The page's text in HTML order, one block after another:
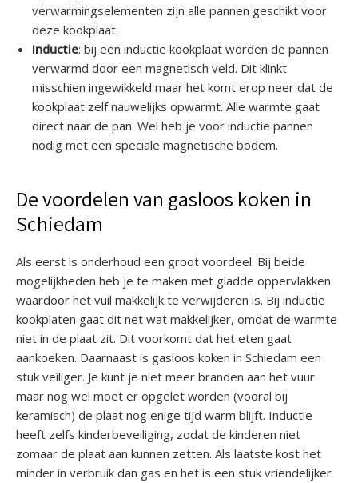
verwarmingselementen zijn alle pannen geschikt voor
deze kookplaat.
Inductie: bij een inductie kookplaat worden de pannen
verwarmd door een magnetisch veld. Dit klinkt
misschien ingewikkeld maar het komt erop neer dat de
kookplaat zelf nauwelijks opwarmt. Alle warmte gaat
direct naar de pan. Wel heb je voor inductie pannen
nodig met een speciale magnetische bodem.
De voordelen van gasloos koken in
Schiedam
Als eerst is onderhoud een groot voordeel. Bij beide
mogelijkheden heb je te maken met gladde oppervlakken
waardoor het vuil makkelijk te verwijderen is. Bij inductie
kookplaten gaat dit net wat makkelijker, omdat de warmte
niet in de plaat zit. Dit voorkomt dat het eten gaat
aankoeken. Daarnaast is gasloos koken in Schiedam een
stuk veiliger. Je kunt je niet meer branden aan het vuur
maar nog wel moet er opgelet worden (vooral bij
keramisch) de plaat nog enige tijd warm blijft. Inductie
heeft zelfs kinderbeveiliging, zodat de kinderen niet
zomaar de plaat aan kunnen zetten. Als laatste kost het
minder in verbruik dan gas en het is een stuk vriendelijker